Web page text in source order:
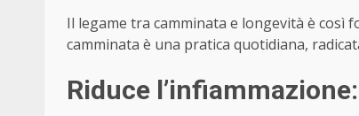
Il legame tra camminata e longevità è così
camminata è una pratica quotidiana,
Riduce